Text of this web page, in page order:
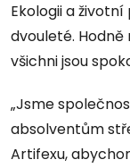
Ekologii a
dvouleté. Hodně
všichni jsou
„Jsme
absolventům
Artifexu,